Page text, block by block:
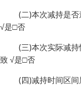
(二)本次减持是
√是□否
(三)本次实际减
致 √是□否
(四)减持时间区